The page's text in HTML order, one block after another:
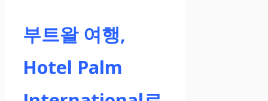
부트왈 여행,
Hotel Palm